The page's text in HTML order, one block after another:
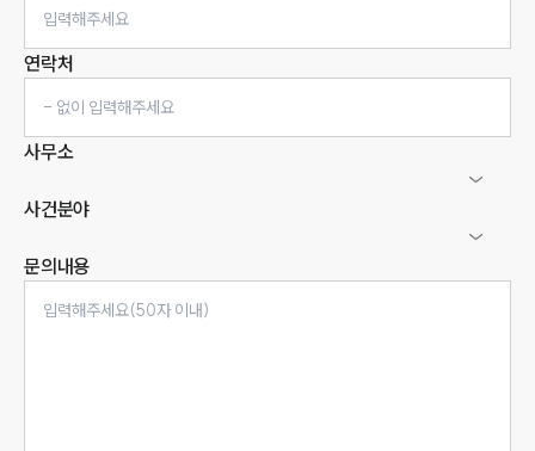
연락처
사무소
사건분야
문의내용